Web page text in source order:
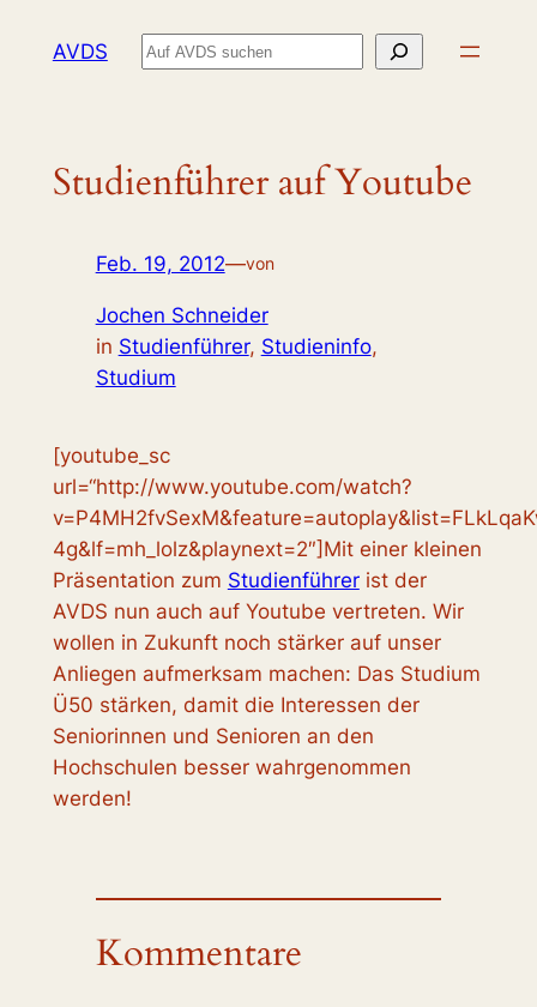
InhaltAVDS Suchen
Studienführer auf Youtube
Feb. 19, 2012—von
Jochen Schneider
in Studienführer, Studieninfo
Studium
[youtube_sc
url=“http://www.youtube.com/watch?
4g&lf=mh_lolz&playnext=2″]Mit einer kleinen
Präsentation zum Studienführerist der
AVDS nun auch auf Youtube vertreten. Wir
wollen in Zukunft noch stärker auf unser
Anliegen aufmerksam machen: Das Studium
Ü50 stärken, damit die Interessen der
Seniorinnen und Senioren an den
Hochschulen besser wahrgenommen
werden!
Kommentare